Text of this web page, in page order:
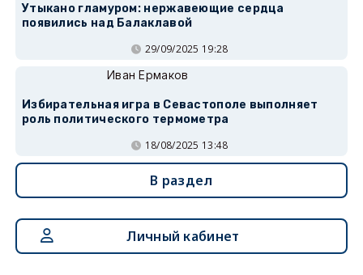
Утыкано гламуром: нержавеющие сердца
появились над Балаклавой
29/09/2025 19:28
Иван Ермаков
Избирательная игра в Севастополе выполняет
роль политического термометра
18/08/2025 13:48
В раздел
Личный кабинет